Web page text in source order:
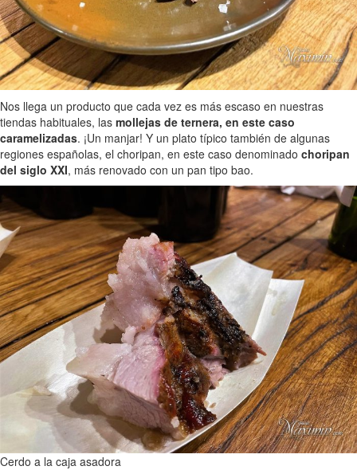
Nos llega un producto que cada vez es más escaso en nuestras
tiendas habituales, las mollejas de ternera, en este caso
caramelizadas. ¡Un manjar! Y un plato típico también de algunas
regiones españolas, el choripan, en este caso denominado choripan
del siglo XXI, más renovado con un pan tipo bao.
Cerdo a la caja asadora